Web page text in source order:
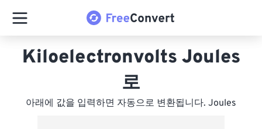
Kiloelectronvolts Joules
로
아래에 값을 입력하면 자동으로 변환됩니다. Joules